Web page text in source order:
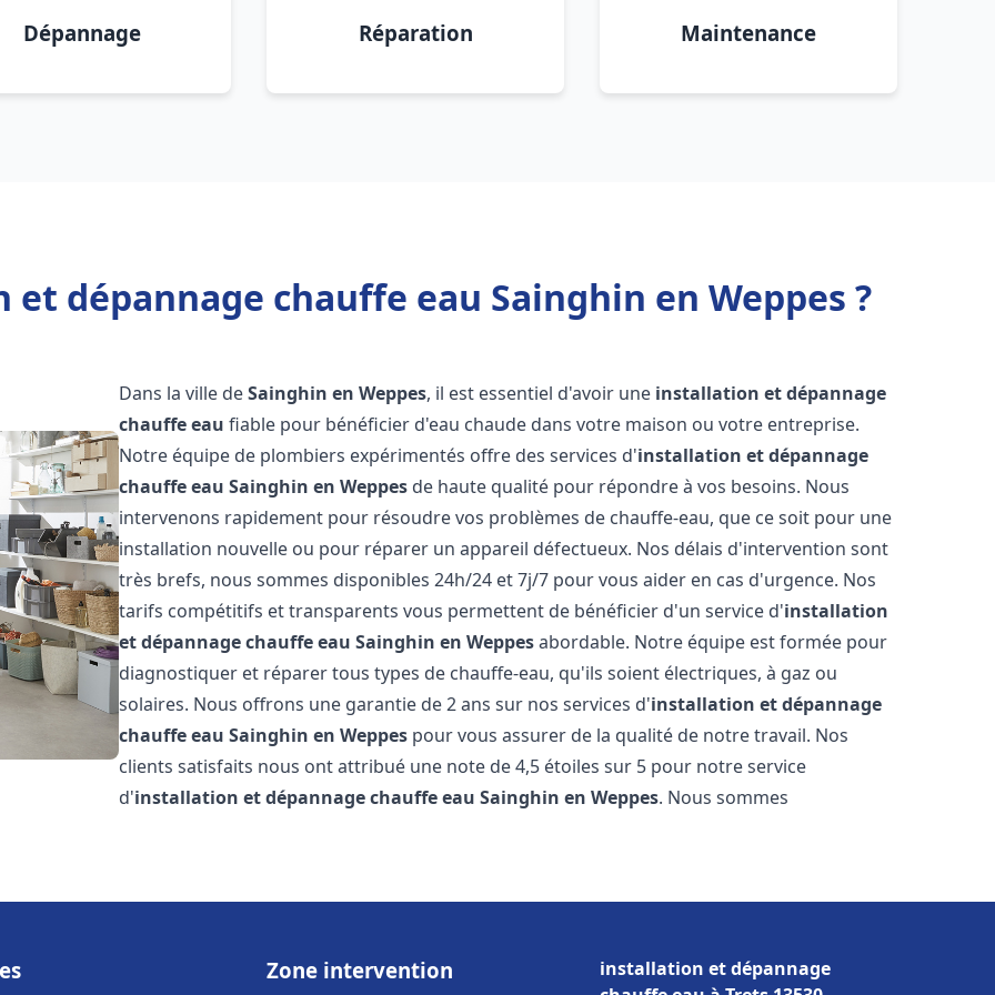
Dépannage Réparation Maintenance
dépannage chauffe eau Sainghin en Weppes ?
Dans la ville deSainghin en Weppes, il est essentiel d'avoir une installation et dépannage
chauffe eau fiable pour bénéficier d'eau chaude dans votre maison ou votre entreprise.
Notre équipe de plombiers expérimentés offre des services d'installation et dépannage
chauffe eau Sainghin en Weppes de haute qualité pour répondre à vos besoins. Nous
intervenons rapidement pour résoudre vos problèmes de chauffe-eau, que ce soit pour une
installation nouvelle ou pour réparer un appareil défectueux. Nos délais d'intervention sont
très brefs, nous sommes disponibles 24h/24 et 7j/7 pour vous aider en cas d'urgence. Nos
tarifs compétitifs et transparents vous permettent de bénéficier d'un service d'installation
et dépannage chauffe eau Sainghin en Weppesabordable. Notre équipe est formée pour
diagnostiquer et réparer tous types de chauffe-eau, qu'ils soient électriques, à gaz ou
solaires. Nous offrons une garantie de 2 ans sur nos services d'installation et dépannage
chauffe eau Sainghin en Weppes pour vous assurer de la qualité de notre travail. Nos
clients satisfaits nous ont attribué une note de 4,5 étoiles sur 5 pour notre service
d'installation et dépannage chauffe eau Sainghin en Weppes. Nous sommes
Zone intervention
installation et dépannage